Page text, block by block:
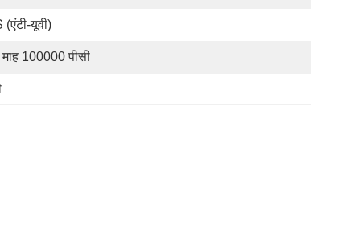
यूवी)
माह 100000 पीसी